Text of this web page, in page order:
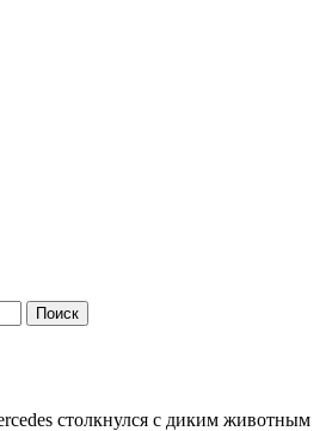
столкнулся с диким животным